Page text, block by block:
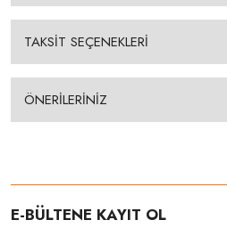
TAKSİT SEÇENEKLERİ
ÖNERİLERİNİZ
E-BÜLTENE KAYIT OL